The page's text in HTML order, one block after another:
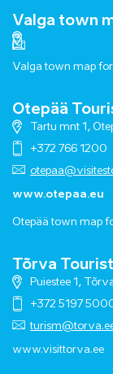
Valga town
Valga town map
Otepää
Tartu mnt 1,
+372 766 1200
www.otepaa.eu
Otepää town map
Tõrva
Puiestee 1,
+372 5197
www.visittorva.ee